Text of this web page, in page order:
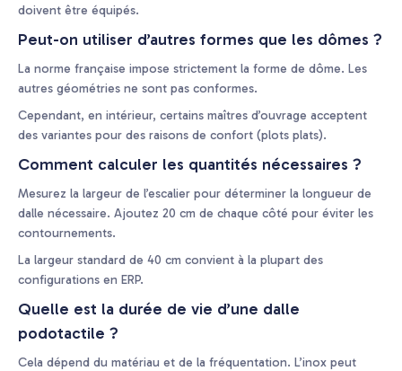
doivent être équipés.
Peut-on utiliser d’autres formes que les dômes ?
La norme française impose strictement la forme de dôme. Les
autres géométries ne sont pas conformes.
Cependant, en intérieur, certains maîtres d’ouvrage acceptent
des variantes pour des raisons de confort (plots plats).
Comment calculer les quantités nécessaires ?
Mesurez la largeur de l’escalier pour déterminer la longueur de
dalle nécessaire. Ajoutez 20 cm de chaque côté pour éviter les
contournements.
La largeur standard de 40 cm convient à la plupart des
configurations en ERP.
Quelle est la durée de vie d’une dalle
podotactile ?
Cela dépend du matériau et de la fréquentation. L’inox peut